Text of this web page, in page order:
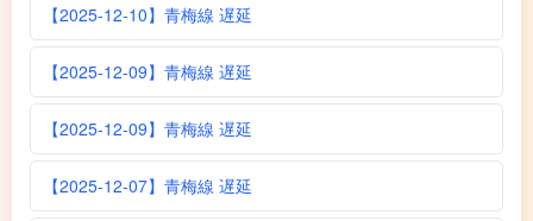
【2025-12-10】青梅線 遅延
【2025-12-09】青梅線 遅延
【2025-12-09】青梅線 遅延
【2025-12-07】青梅線 遅延